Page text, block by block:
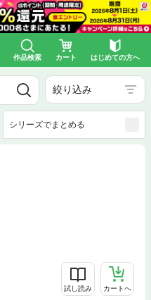
作品検索 カート はじめての方へ
絞り込み
シリーズでまとめる
試し読み カートへ